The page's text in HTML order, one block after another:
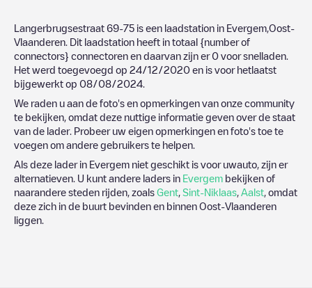
Langerbrugsestraat 69-75 is een laadstation in Evergem Oost-
Vlaanderen . Dit laadstation heeft in totaal {number of
connectors} connectoren en daarvan zijn er 0 voor snelladen.
Het werd toegevoegd op 24/12/2020 en is voor hetlaatst
bijgewerkt op 08/08/2024
We raden u aan de foto's en opmerkingen van onze community
te bekijken, omdat deze nuttige informatie geven over de staat
van de lader. Probeer uw eigen opmerkingen en foto's toe te
voegen om andere gebruikers te helpen.
Als deze lader in Evergem niet geschikt is voor uwauto, zijn er
alternatieven. U kunt andere laders in Evergem bekijken of
naarandere steden rijden, zoals Gent Sint-Niklaas Aalst , omdat
deze zich in de buurt bevinden en binnen Oost-Vlaanderen
liggen.